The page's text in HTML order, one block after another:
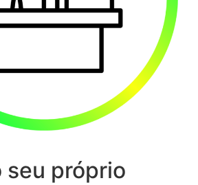
seu próprio